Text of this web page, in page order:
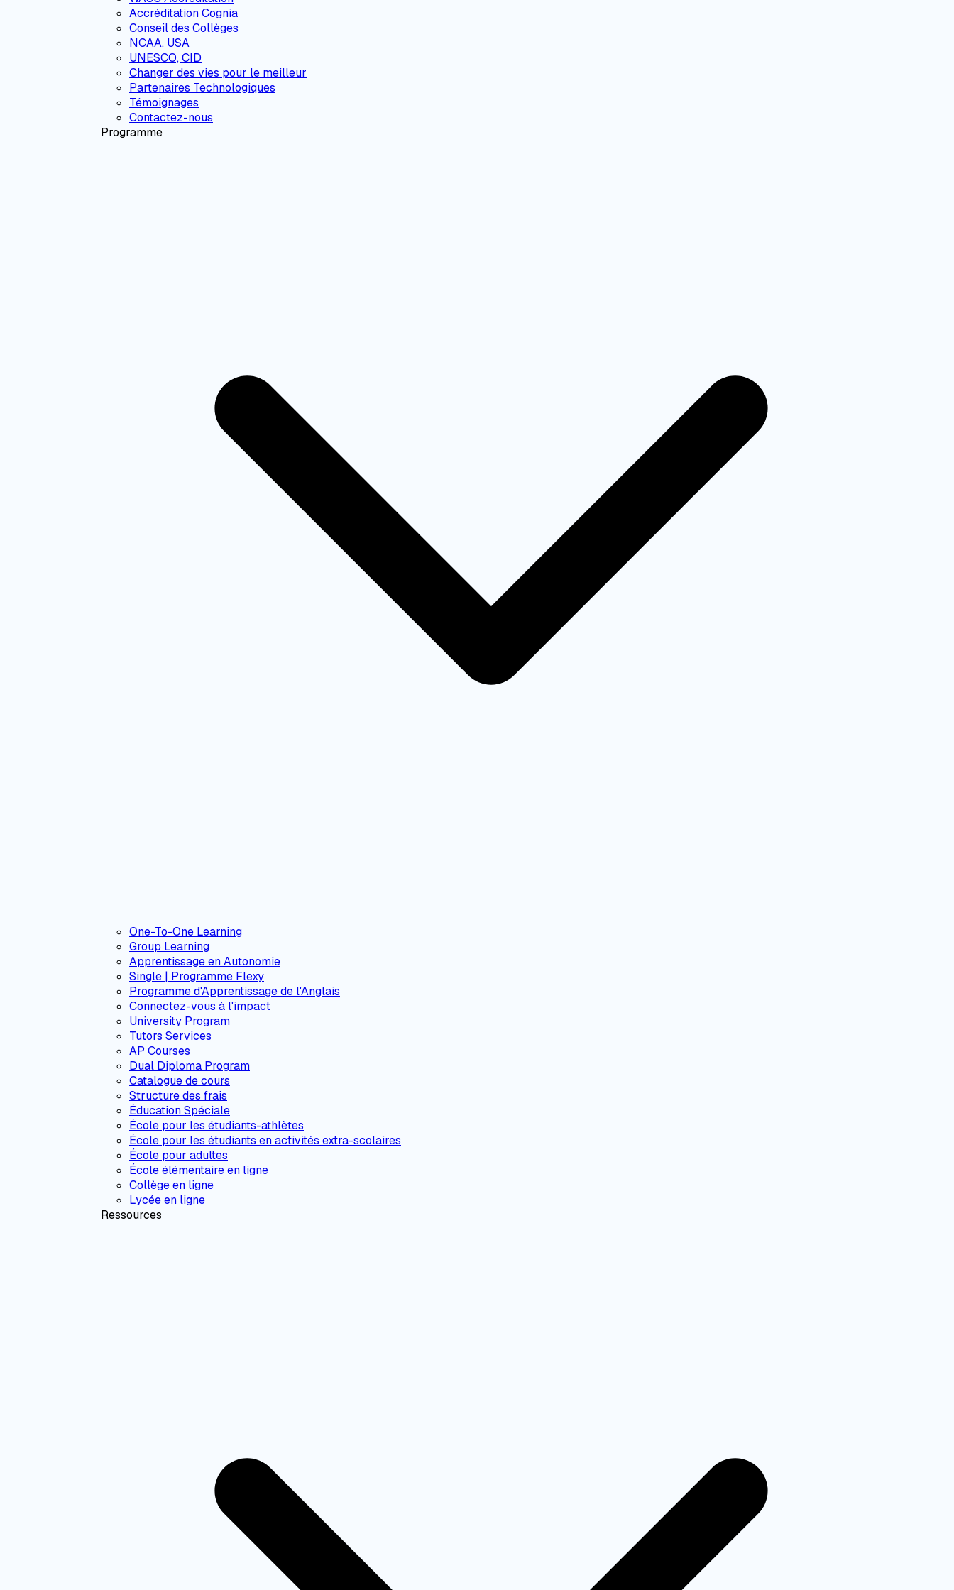
Accréditation Cognia
Conseil des Collèges
NCAA, USA
UNESCO, CID
Changer des vies pour le meilleur
Partenaires Technologiques
Témoignages
Contactez-nous
Programme
One-To-One Learning
Group Learning
Apprentissage en Autonomie
Single | Programme Flexy
Programme d'Apprentissage de l'Anglais
Connectez-vous à l'impact
University Program
Tutors Services
AP Courses
Dual Diploma Program
Catalogue de cours
Structure des frais
Éducation Spéciale
École pour les étudiants-athlètes
École pour les étudiants en activités extra-scolaires
École pour adultes
École élémentaire en ligne
Collège en ligne
Lycée en ligne
Ressources